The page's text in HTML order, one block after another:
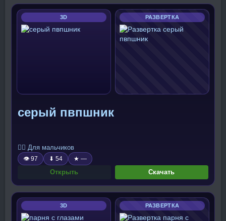
3D РАЗВЕРТКА
серый пвпшник
🧍‍♂️ Для мальчиков
👁 97 ⬇ 54 ★ —
Открыть Скачать
3D РАЗВЕРТКА